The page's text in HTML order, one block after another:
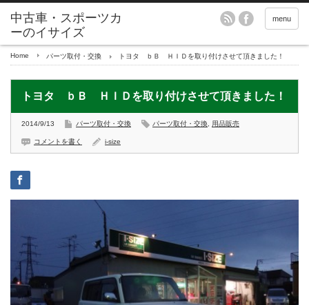
menu
Home パーツ取付・交換 トヨタ ｂＢ ＨＩＤを取り付けさせて頂きました！
トヨタ ｂＢ ＨＩＤを取り付けさせて頂きました！
2014/9/13 パーツ取付・交換 パーツ取付・交換 用品販売
コメントを書く i-size